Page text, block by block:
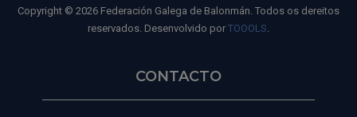
Copyright © 2026 Federación Galega de Balonmán. Todos os dereitos
reservados. Desenvolvido por TOOOLS
CONTACTO